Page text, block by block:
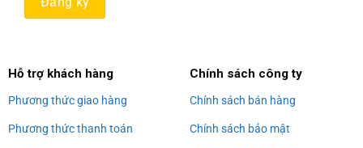
Hỗ trợ khách hàng
Phương thức giao hàng
Phương thức thanh toán
Chính sách công ty
Chính sách bán hàng
Chính sách bảo mật